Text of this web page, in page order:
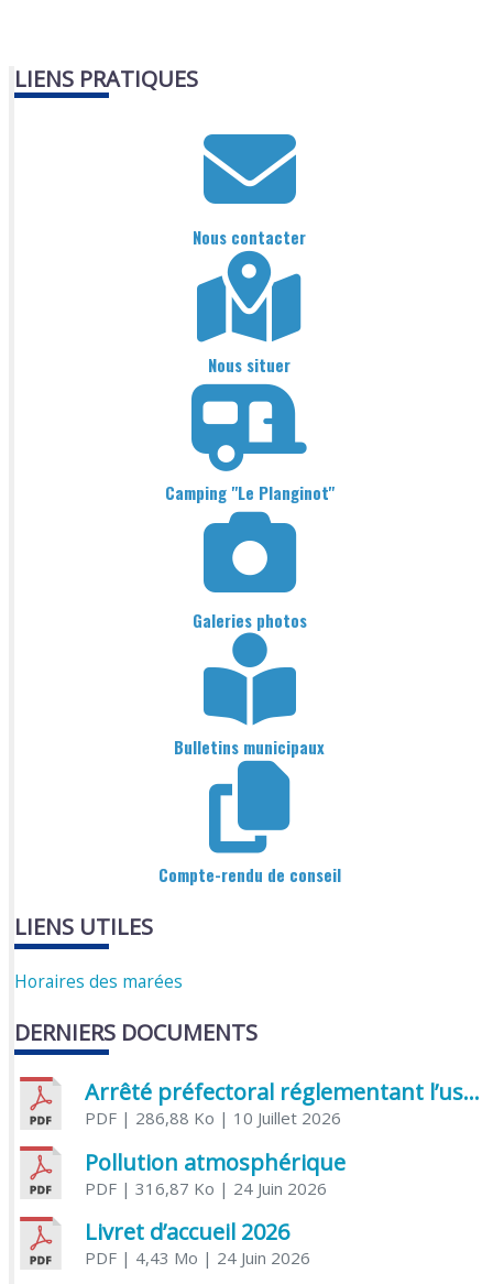
LIENS PRATIQUES
Nous contacter
Nous situer
Camping "Le Planginot"
Galeries photos
Bulletins municipaux
Compte-rendu de conseil
LIENS UTILES
Horaires des marées
DERNIERS DOCUMENTS
Arrêté préfectoral réglementant l’usage de l’eau
PDF| 286,88 Ko | 10 Juillet 2026
Pollution atmosphérique
PDF| 316,87 Ko | 24 Juin 2026
Livret d’accueil 2026
PDF| 4,43 Mo | 24 Juin 2026